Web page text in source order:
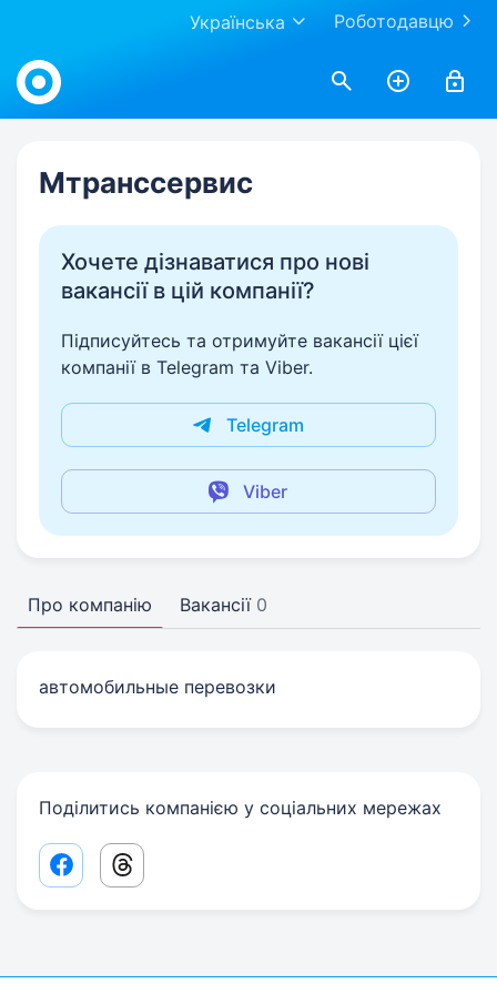
Роботодавцю
Українська
Work.ua
Мтранссервис
Хочете дізнаватися про нові
вакансії в цій компанії?
Підписуйтесь та отримуйте вакансії цієї
компанії в Telegram та Viber.
Telegram
Viber
Про компанію Вакансії 0
автомобильные перевозки
Поділитись компанією у соціальних мережах
Facebook share link
Threads share link